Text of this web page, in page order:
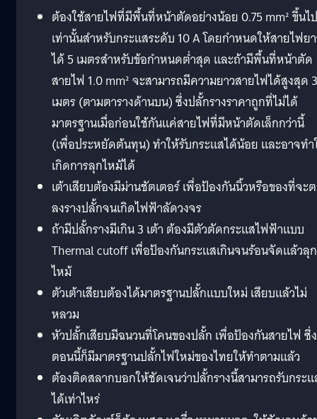
ต้องใช้สายไฟที่มีพื้นที่หน้าตัดอย่างน้อย 0.75 mm² ขึ้นไป
เท่านั้นสำหรับกระแสระดับ 10 A โดยกำหนดให้สายไฟย
ได้ 5 เมตรสำหรับข้อกำหนดต่ำสุด และถ้ามีพื้นที่หน้าตัด
สายไฟ 1.0 mm² จะสามารถมีความยาวสายไฟได้สูงสุด
เมตร (ตามตารางด้านบน) ซึ่งปลั้กรางราคาถูกที่ไม่ได้
มาตรฐานเมื่อก่อนใช้กันแค่สายไฟที่มีหน้าตัดเล็กกว่านี้
(เพื่อประหยัดต้นทุน) ทำให้รับกระแสได้น้อย และอาจท
เกิดการลุกไหม้ได้
เต้าเสียบต้องมีม่านชัตเตอร์ เพื่อป้องกันนิ้วหรือของที่จะ
ลงรางปลั้กจนเกิดไฟฟ้าลัดวงจร
ถ้ามีปลั้กรางมีเกิน 3 เต้า ต้องมีตัวตัดกระแสไฟฟ้าแบบ
Thermal cutoff เพื่อป้องกันกระแสเกินจนร้อนจัดแล้วลุก
ไหม้
ตัวเต้าเสียบต้องได้มาตรฐานปลั้กแบบใหม่ เสียบแล้วไม่
หลวม
หัวปลั้กเสียบมีฉนวนที่โคนของปลั้ก เพื่อป้องกันสายไฟ ซึ่ง
ตอนนี้ก็มีมาตรฐานปลั้กไฟใหม่ของไทยให้ทำตามแล้ว
ต้องติดสลากบอกให้ชัดเจนว่าปลั้กรางนี้สามารถรับกระ
ได้เท่าไหร่